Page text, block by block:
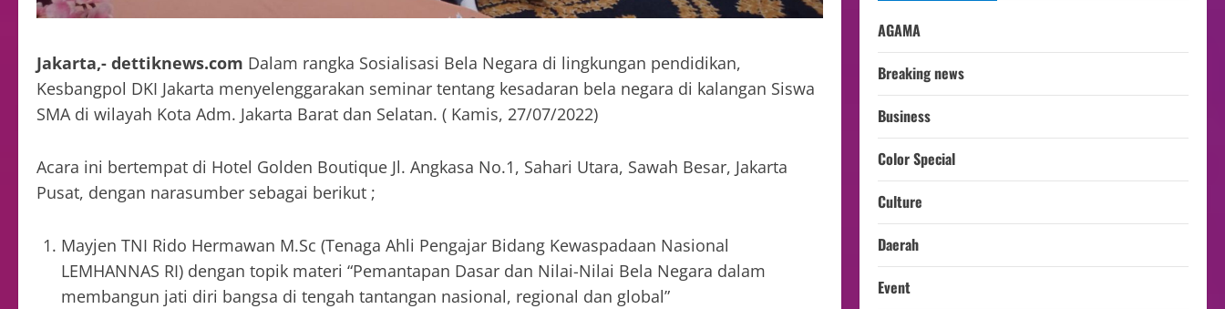
Jakarta,- dettiknews.com Dalam rangka Sosialisasi Bela Negara di lingkungan pendidikan,
Kesbangpol DKI Jakarta menyelenggarakan seminar tentang kesadaran bela negara di kalangan Siswa
SMA di wilayah Kota Adm. Jakarta Barat dan Selatan. ( Kamis, 27/07/2022)
Acara ini bertempat di Hotel Golden Boutique Jl. Angkasa No.1, Sahari Utara, Sawah Besar, Jakarta
Pusat, dengan narasumber sebagai berikut ;
Mayjen TNI Rido Hermawan M.Sc (Tenaga Ahli Pengajar Bidang Kewaspadaan Nasional
LEMHANNAS RI) dengan topik materi “Pemantapan Dasar dan Nilai-Nilai Bela Negara dalam
membangun jati diri bangsa di tengah tantangan nasional, regional dan global”
AGAMA
Breaking news
Business
Color Special
Culture
Daerah
Event